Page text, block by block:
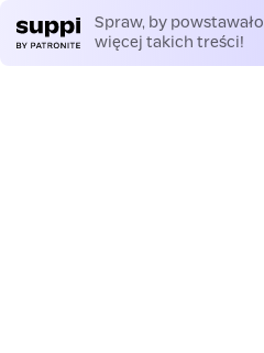
Spraw, by powstawało
więcej takich treści!